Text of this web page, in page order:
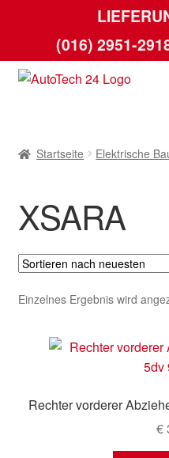
(016) 2951-
Zur
Zum
AGB
Datenschutz-Bestimmungen
Kasse
Kontakt
Lieferung
Startseite Elektrische
XSARA
Einzelnes Ergebnis wird
Rechter vorderer
€